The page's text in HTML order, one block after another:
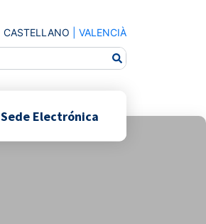
CASTELLANO VALENCIÀ
Sede Electrónica